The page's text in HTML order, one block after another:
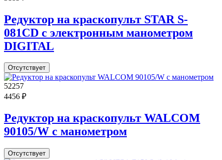
Редуктор на краскопульт STAR S-
081CD с электронным манометром
DIGITAL
Отсутствует
52257
4456 ₽
Редуктор на краскопульт WALCOM
90105/W с манометром
Отсутствует